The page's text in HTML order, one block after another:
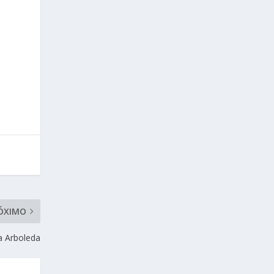
Arboleda